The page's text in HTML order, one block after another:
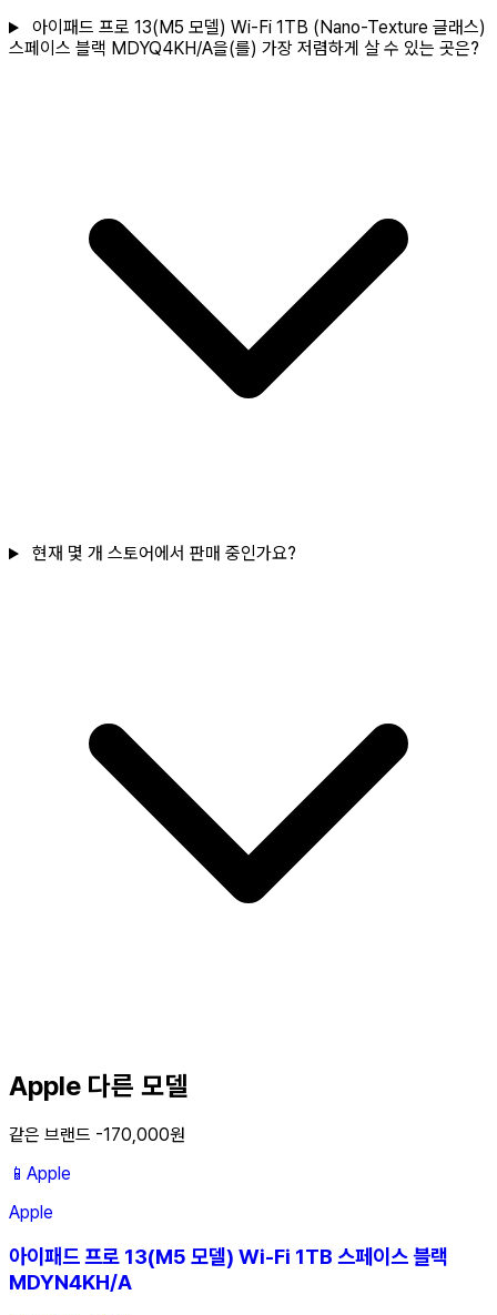
아이패드 프로 13(M5 모델) Wi-Fi 1TB (Nano-Texture 글래스)
스페이스 블랙 MDYQ4KH/A을(를) 가장 저렴하게 살 수 있는 곳은?
현재 몇 개 스토어에서 판매 중인가요?
Apple 다른 모델
같은 브랜드 -170,000원
📱 Apple
Apple
아이패드 프로 13(M5 모델) Wi-Fi 1TB 스페이스 블랙
MDYN4KH/A